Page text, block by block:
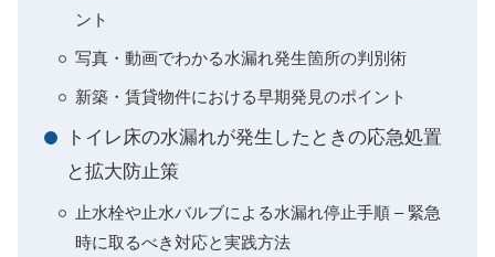
ント
写真・動画でわかる水漏れ発生箇所の判別術
新築・賃貸物件における早期発見のポイント
トイレ床の水漏れが発生したときの応急処置
と拡大防止策
止水栓や止水バルブによる水漏れ停止手順 – 緊急
時に取るべき対応と実践方法